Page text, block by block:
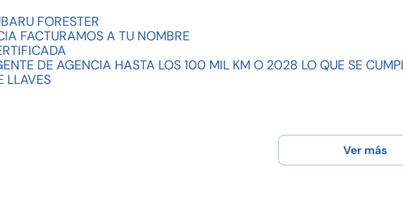
FORESTER
FACTURAMOS A TU NOMBRE
DE AGENCIA HASTA LOS 100 MIL KM O 2028 LO QUE SE
LLAVES
Ver más